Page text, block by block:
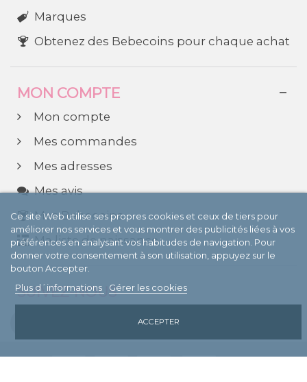
Marques
Obtenez des Bebecoins pour chaque achat
MON COMPTE
Mon compte
Mes commandes
Mes adresses
Mes avis
Mes Bebecoins
Ma liste de naissance
SUIVEZ-NOUS
Ce site Web utilise ses propres cookies et ceux de tiers pour
améliorer nos services et vous montrer des publicités liées à vos
préférences en analysant vos habitudes de navigation. Pour
donner votre consentement à son utilisation, appuyez sur le
bouton Accepter.
Plus d´informations
Gérer les cookies
ACCEPTER